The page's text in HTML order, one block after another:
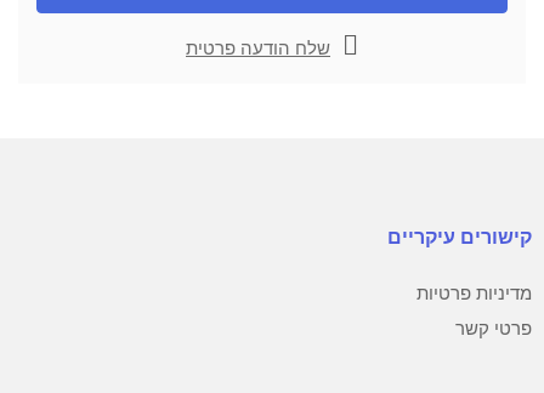
שלח הודעה פרטית
קישורים עיקריים
מדיניות פרטיות
פרטי קשר